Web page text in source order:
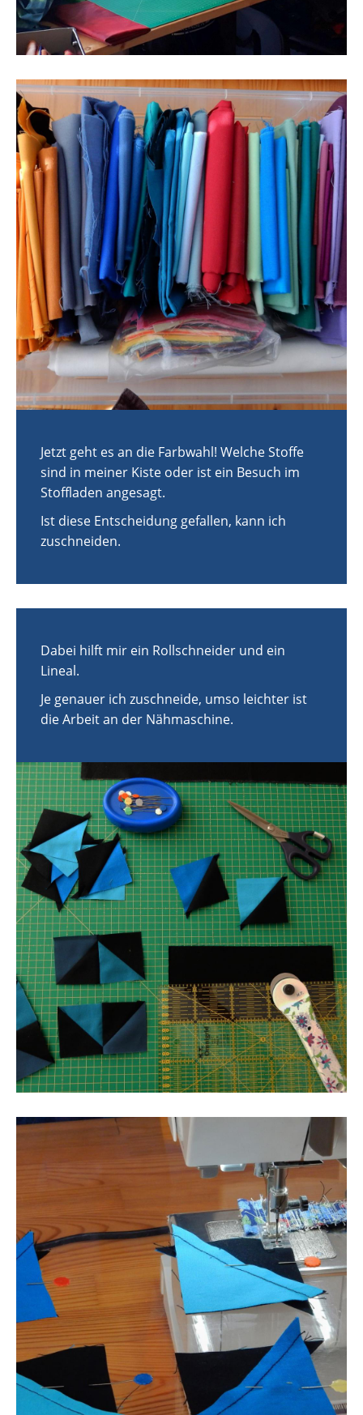
Jetzt geht es an die Farbwahl! Welche Stoffe
sind in meiner Kiste oder ist ein Besuch im
Stoffladen angesagt.
Ist diese Entscheidung gefallen, kann ich
zuschneiden.
Dabei hilft mir ein Rollschneider und ein
Lineal.
Je genauer ich zuschneide, umso leichter ist
die Arbeit an der Nähmaschine.